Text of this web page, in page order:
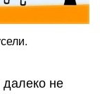
не